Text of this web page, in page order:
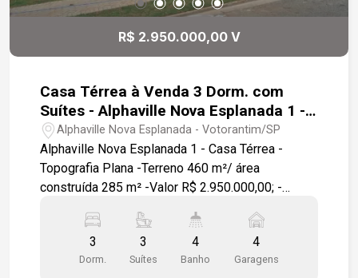
R$ 2.950.000,00 V
Casa Térrea à Venda 3 Dorm. com
Suítes - Alphaville Nova Esplanada 1 -
Votorantim :
Alphaville Nova Esplanada - Votorantim/SP
Alphaville Nova Esplanada 1 - Casa Térrea -
Topografia Plana -Terreno 460 m²/ área
construída 285 m² -Valor R$ 2.950.000,00; -
privacidade ; - Deck de madeira na área da
piscina; - 03 Suítes , 01 lavabo; - Aquecimento
solar; - Garagem para 4 carros, sendo 2 cobertos;
3
Dorm.
3
Suítes
4
Banho
4
Garagens